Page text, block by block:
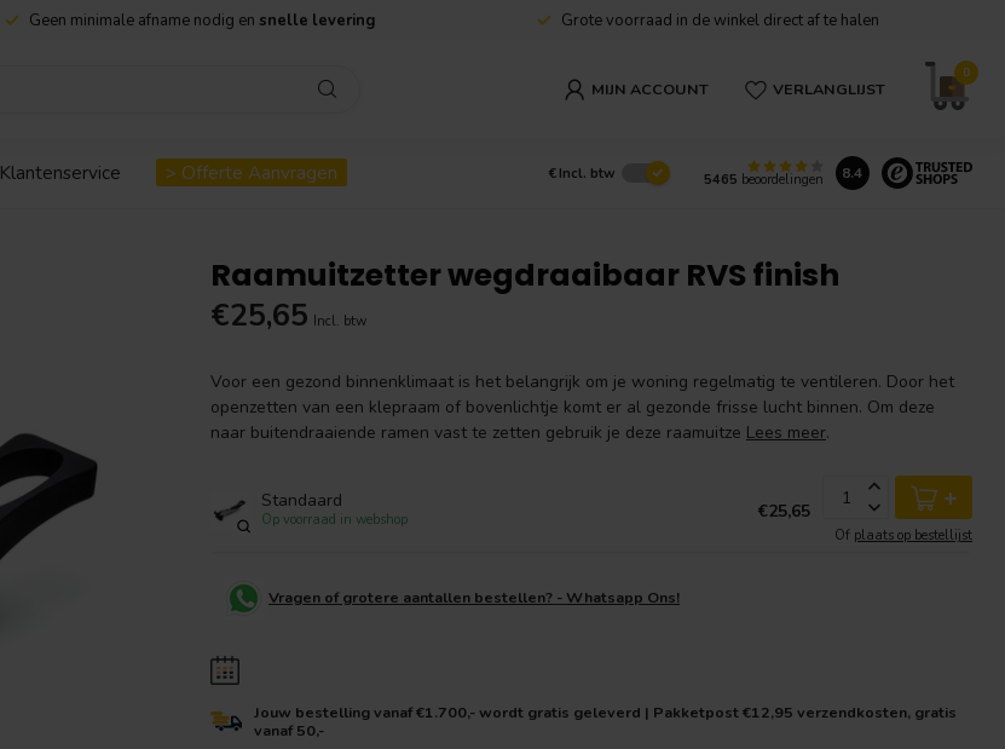
Geen minimale afname nodig en snelle levering Grote voorraad in de winkel direct af te halen
MIJN ACCOUNT VERLANGLIJST
0
Klantenservice > Offerte Aanvragen € Incl. btw 5465 beoordelingen 8.4
Raamuitzetter wegdraaibaar RVS finish
€25,65 Incl. btw
Voor een gezond binnenklimaat is het belangrijk om je woning regelmatig te ventileren. Door het
openzetten van een klepraam of bovenlichtje komt er al gezonde frisse lucht binnen. Om deze
naar buitendraaiende ramen vast te zetten gebruik je deze raamuitze Lees meer.
Standaard
Op voorraad in webshop €25,65 +
Of plaats op bestellijst
Vragen of grotere aantallen bestellen? - Whatsapp Ons!
Jouw bestelling vanaf €1.700,- wordt gratis geleverd | Pakketpost €12,95 verzendkosten, gratis
vanaf 50,-